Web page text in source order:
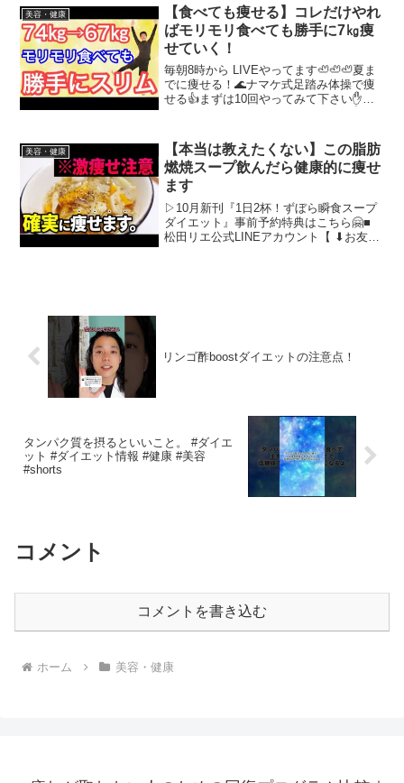
ウダー 国産 150g 太陽食品 国産ほうじ...
美容・健康
【食べても痩せる】コレだけやれ
ばモリモリ食べても勝手に7㎏痩
せていく！
毎朝8時から LIVEやってます🦥🦥🦥夏ま
でに痩せる！🌊ナマケ式足踏み体操で痩
せる👍まずは10回やってみて下さい✋併
歩くよりバンザイ...
美容・健康
【本当は教えたくない】この脂肪
燃焼スープ飲んだら健康的に痩せ
ます
▷10月新刊『1日2杯！ずぼら瞬食スープ
ダイエット』事前予約特典はこちら🤗■
松田リエ公式LINEアカウント【 ⬇︎お友達
リンゴ酢boostダイエットの注意点！
タンパク質を摂るといいこと。 #ダイエ
ット #ダイエット情報 #健康 #美容
#shorts
コメント
コメントを書き込む
ホーム 美容・健康